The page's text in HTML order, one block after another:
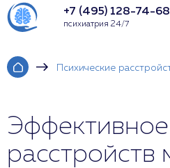
+7 (495) 128-74-68
психиатрия 24/7
Психические